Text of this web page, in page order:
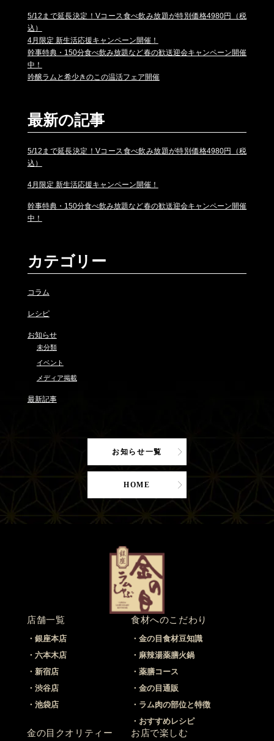
5/12まで延長決定！Vコース食べ飲み放題が特別価格4980円（税
込）
4月限定 新生活応援キャンペーン開催！
幹事特典・150分食べ飲み放題など春の歓送迎会キャンペーン開催
中！
吟醸ラムと希少きのこの温活フェア開催
最新の記事
5/12まで延長決定！Vコース食べ飲み放題が特別価格4980円（税
込）
4月限定 新生活応援キャンペーン開催！
幹事特典・150分食べ飲み放題など春の歓送迎会キャンペーン開催
中！
カテゴリー
コラム
レシピ
お知らせ
未分類
イベント
メディア掲載
最新記事
お知らせ一覧
HOME
店舗一覧
銀座本店
六本木店
新宿店
渋谷店
池袋店
食材へのこだわり
金の目食材豆知識
麻辣湯薬膳火鍋
薬膳コース
金の目通販
ラム肉の部位と特徴
おすすめレシピ
金の目クオリティー お店で楽しむ